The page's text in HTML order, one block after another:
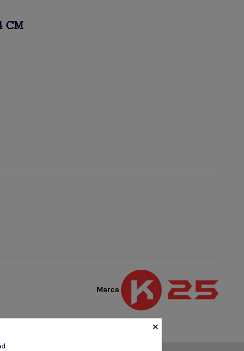
CM
Marca
×